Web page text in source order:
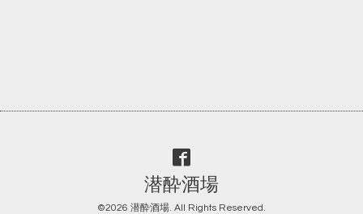
潜酔酒場
©2026 潜酔酒場. All Rights Reserved.